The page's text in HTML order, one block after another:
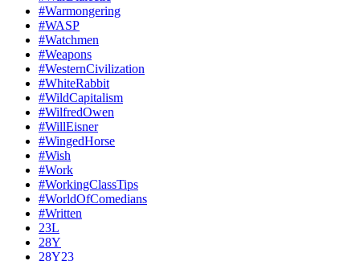
#Warmongering
#WASP
#Watchmen
#Weapons
#WesternCivilization
#WhiteRabbit
#WildCapitalism
#WilfredOwen
#WillEisner
#WingedHorse
#Wish
#Work
#WorkingClassTips
#WorldOfComedians
#Written
23L
28Y
28Y23